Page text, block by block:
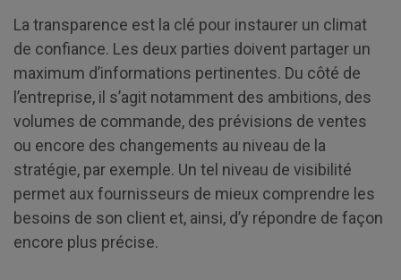
La transparence est la clé pour instaurer un climat
de confiance. Les deux parties doivent partager un
maximum d’informations pertinentes. Du côté de
l’entreprise, il s’agit notamment des ambitions, des
volumes de commande, des prévisions de ventes
ou encore des changements au niveau de la
stratégie, par exemple. Un tel niveau de visibilité
permet aux fournisseurs de mieux comprendre les
besoins de son client et, ainsi, d’y répondre de façon
encore plus précise.